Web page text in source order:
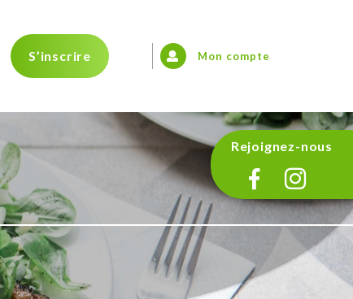
S’inscrire Mon compte
Rejoignez-nous